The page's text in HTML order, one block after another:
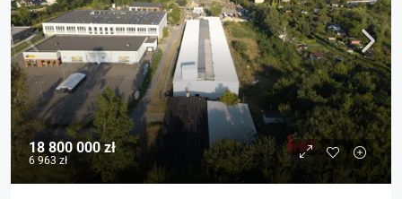
18 800 000 zł
6 963 zł